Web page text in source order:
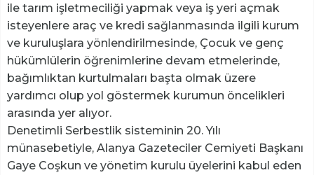
ile tarım işletmeciliği yapmak veya iş yeri açmak
isteyenlere araç ve kredi sağlanmasında ilgili kurum
ve kuruluşlara yönlendirilmesinde, Çocuk ve genç
hükümlülerin öğrenimlerine devam etmelerinde,
bağımlıktan kurtulmaları başta olmak üzere
yardımcı olup yol göstermek kurumun öncelikleri
arasında yer alıyor.
Denetimli Serbestlik sisteminin 20. Yılı
münasebetiyle, Alanya Gazeteciler Cemiyeti Başkanı
Gaye Coşkun ve yönetim kurulu üyelerini kabul eden